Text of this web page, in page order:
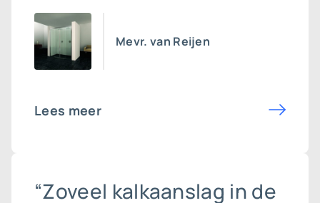
Mevr. van Reijen
Lees meer
“Zoveel kalkaanslag in de